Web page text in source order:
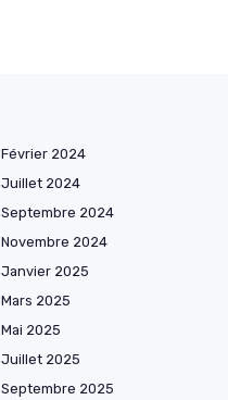
Février 2024
Juillet 2024
Septembre 2024
Novembre 2024
Janvier 2025
Mars 2025
Mai 2025
Juillet 2025
Septembre 2025